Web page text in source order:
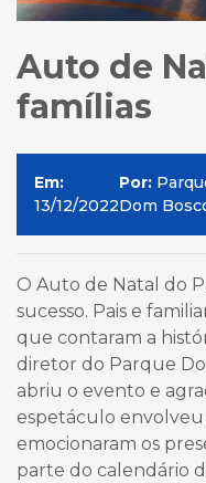
Auto de
famílias
Em:
13/12/2022
Por:
Dom
O Auto de Natal do
sucesso. Pais e
que contaram a
diretor do Parque
abriu o evento e
espetáculo
emocionaram os
parte do calendário